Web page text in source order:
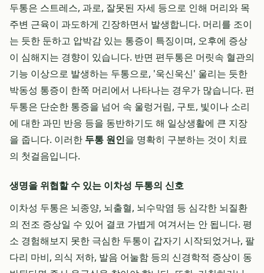
두통은 스트레스, 과로, 잘못된 자세 등으로 인해 머리와 목
주변 근육이 과도하게 긴장하면서 발생합니다. 머리를 조이
는 듯한 둔하고 압박감 있는 통증이 특징이며, 오후에 증상
이 심해지는 경향이 있습니다. 반면 편두통은 머릿속 혈관의
기능 이상으로 발생하는 두통으로, '욱신욱신' 울리는 듯한
박동성 통증이 한쪽 머리에서 나타나는 경우가 많습니다. 편
두통은 단순한 통증을 넘어 속 울렁거림, 구토, 빛이나 소리
에 대한 과민 반응 등을 동반하기도 해 일상생활에 큰 지장
을 줍니다. 이러한 두통 원인을 명확히 구분하는 것이 치료
의 첫걸음입니다.
생명을 위협할 수 있는 이차성 두통의 신호
이차성 두통은 뇌종양, 뇌출혈, 뇌수막염 등 심각한 뇌질환
의 전조 증상일 수 있어 결코 가볍게 여겨서는 안 됩니다. 평
소 경험해보지 못한 극심한 두통이 갑자기 시작되었거나, 팔
다리 마비, 의식 저하, 발음 어눌함 등의 신경학적 증상이 동